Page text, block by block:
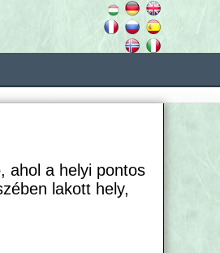
ahol a helyi pontos
lakott hely,